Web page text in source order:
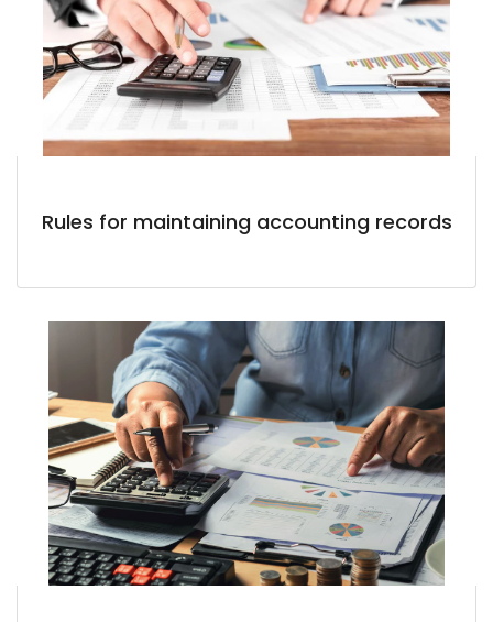
Rules for maintaining accounting records